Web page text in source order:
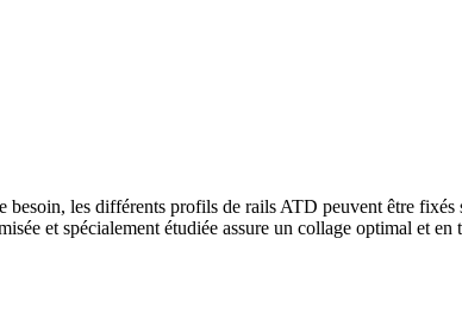
les différents profils de rails ATD peuvent être fixés
et spécialement étudiée assure un collage optimal et en